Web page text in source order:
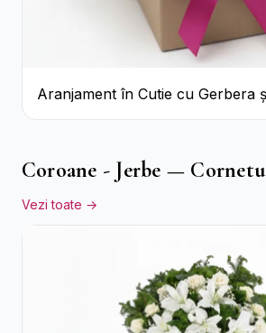
Aranjament în Cutie cu Gerbera
Trandafiri Roz
Coroane - Jerbe — Cornetu
Vezi toate →